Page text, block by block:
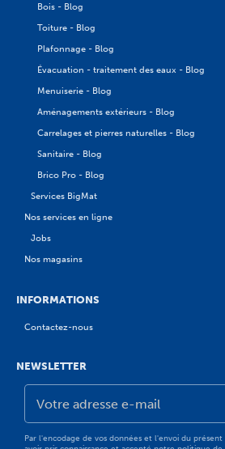
Bois - Blog
Toiture - Blog
Plafonnage - Blog
Évacuation - traitement des eaux - Blog
Menuiserie - Blog
Aménagements extérieurs - Blog
Carrelages et pierres naturelles - Blog
Sanitaire - Blog
Brico Pro - Blog
Services BigMat
Nos services en ligne
Jobs
Nos magasins
INFORMATIONS
Contactez-nous
NEWSLETTER
Votre
adresse
Par l'encodage de vos données et l'envoi du